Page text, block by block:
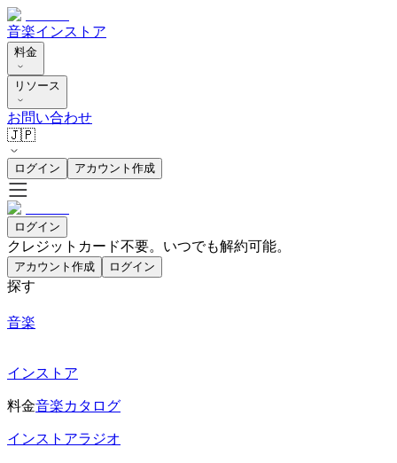
音楽インストア
料金
リソース
お問い合わせ
🇯🇵
ログイン アカウント作成
ログイン
クレジットカード不要。いつでも解約可能。
アカウント作成 ログイン
探す
音楽
インストア
料金音楽カタログ
インストアラジオ